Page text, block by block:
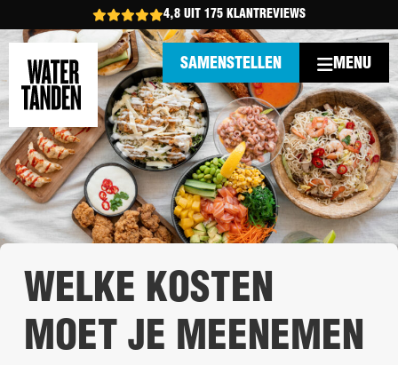
4,8 UIT 175 KLANTREVIEWS
MENU
SAMENSTELLEN
WELKE KOSTEN
MOET JE MEENEMEN